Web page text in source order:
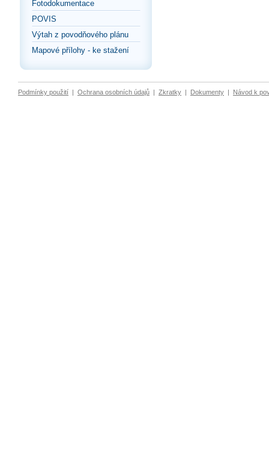
Fotodokumentace
POVIS
Výtah z povodňového plánu
Mapové přílohy - ke stažení
Podmínky použití | Ochrana osobních údajů | Zkratky | Dokumenty | Návod k